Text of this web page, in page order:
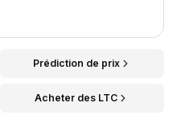
Prédiction de prix
Acheter des LTC